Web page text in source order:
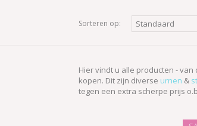
Sorteren op:
Hier vindt u alle producten -
kopen. Dit zijn diverse urnen &
tegen een extra scherpe prijs